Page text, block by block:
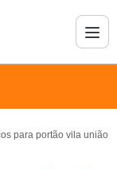
para portão vila união